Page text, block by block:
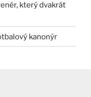
který dvakrát
kanonýr